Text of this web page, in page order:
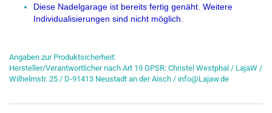
Diese Nadelgarage ist bereits fertig genäht. Weitere
Individualisierungen sind nicht möglich.
Angaben zur Produktsicherheit:
Hersteller/Verantwortlicher nach Art 19 GPSR: Christel Westphal / LajaW /
Wilhelmstr. 25 / D-91413 Neustadt an der Aisch / info@Lajaw.de